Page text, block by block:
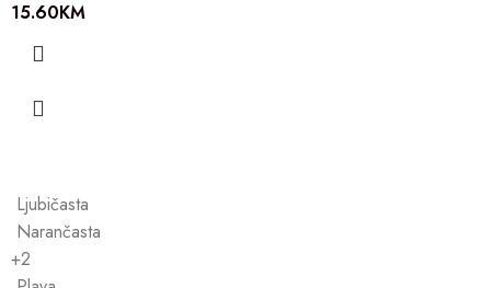
15.60KM
Ljubičasta
Narančasta
+2